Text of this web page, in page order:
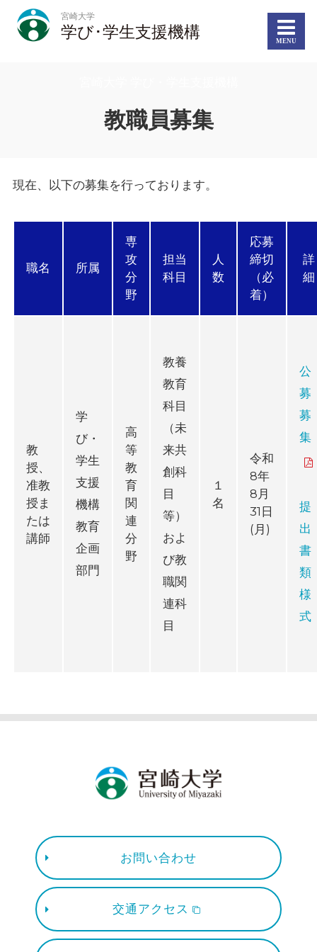
宮崎大学
学び･学生支援機構
教職員募集
現在、以下の募集を行っております。
職名 所属
専
攻
分
野
担当
科目
人
数
応募
締切
（必
着）
詳
細
教
授、
准教
授ま
たは
講師
学
び・
学生
支援
機構
教育
企画
部門
高
等
教
育
関
連
分
野
教養
教育
科目
（未
来共
創科
目
等）
およ
び教
職関
連科
目
１
名
令和
8年
8月
31日
(月)
公
募
募
集
提
出
書
類
様
式
お問い合わせ
交通アクセス